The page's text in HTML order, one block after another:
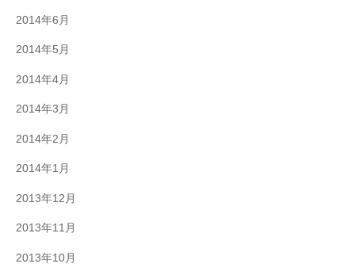
2014年6月
2014年5月
2014年4月
2014年3月
2014年2月
2014年1月
2013年12月
2013年11月
2013年10月